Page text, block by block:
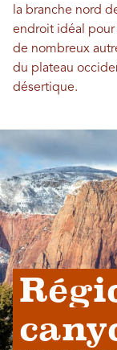
la branche nord
endroit idéal
de nombreux
du plateau
désertique.